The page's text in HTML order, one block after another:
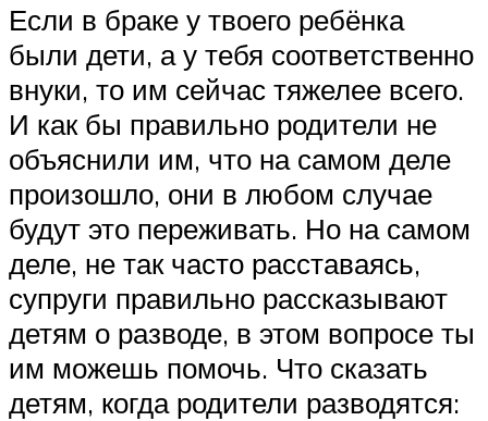
Если в браке у твоего ребёнка
были дети, а у тебя соответственно
внуки, то им сейчас тяжелее всего.
И как бы правильно родители не
объяснили им, что на самом деле
произошло, они в любом случае
будут это переживать. Но на самом
деле, не так часто расставаясь,
супруги правильно рассказывают
детям о разводе, в этом вопросе ты
им можешь помочь. Что сказать
детям, когда родители разводятся: